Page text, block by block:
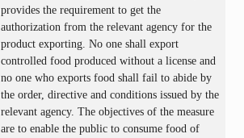
provides the requirement to get the
authorization from the relevant agency for the
product exporting. No one shall export
controlled food produced without a license and
no one who exports food shall fail to abide by
the order, directive and conditions issued by the
relevant agency. The objectives of the measure
are to enable the public to consume food of